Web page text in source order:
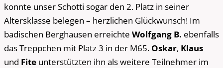
konnte unser Schotti sogar den 2. Platz in seiner
Altersklasse belegen – herzlichen Glückwunsch! Im
badischen Berghausen erreichte Wolfgang B. ebenfalls
das Treppchen mit Platz 3 in der M65. Oskar, Klaus
und Fite unterstützten ihn als weitere Teilnehmer im